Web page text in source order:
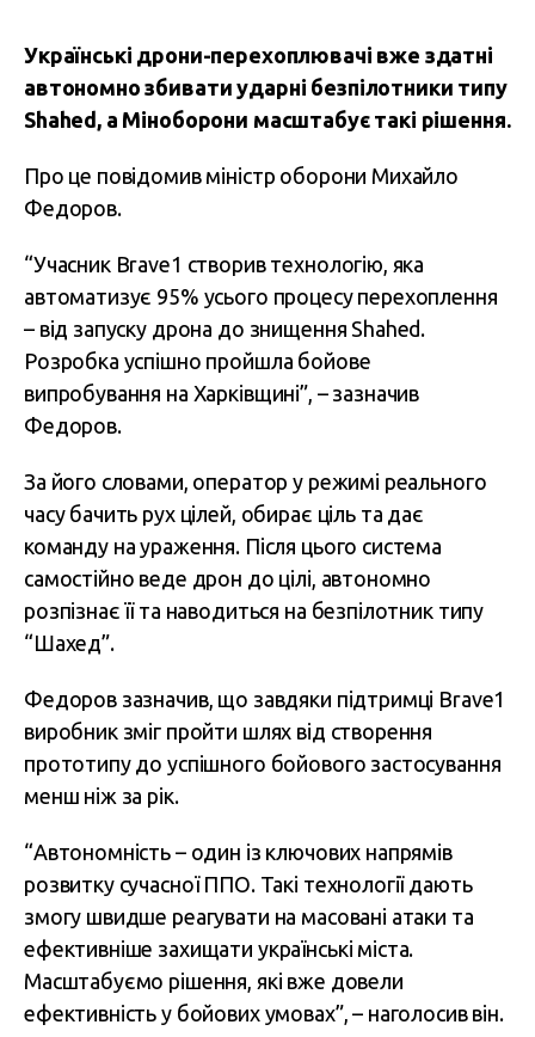
Українські дрони-перехоплювачі вже здатні
автономно збивати ударні безпілотники типу
Shahed, а Міноборони масштабує такі рішення.
Про це повідомив міністр оборони Михайло
Федоров.
“Учасник Brave1 створив технологію, яка
автоматизує 95% усього процесу перехоплення
– від запуску дрона до знищення Shahed.
Розробка успішно пройшла бойове
випробування на Харківщині”, – зазначив
Федоров.
За його словами, оператор у режимі реального
часу бачить рух цілей, обирає ціль та дає
команду на ураження. Після цього система
самостійно веде дрон до цілі, автономно
розпізнає її та наводиться на безпілотник типу
“Шахед”.
Федоров зазначив, що завдяки підтримці Brave1
виробник зміг пройти шлях від створення
прототипу до успішного бойового застосування
менш ніж за рік.
“Автономність – один із ключових напрямів
розвитку сучасної ППО. Такі технології дають
змогу швидше реагувати на масовані атаки та
ефективніше захищати українські міста.
Масштабуємо рішення, які вже довели
ефективність у бойових умовах”, – наголосив він.